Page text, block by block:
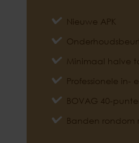
Nieuwe APK
Minimaal halve
Professionele in-
BOVAG 40-
Banden rondom